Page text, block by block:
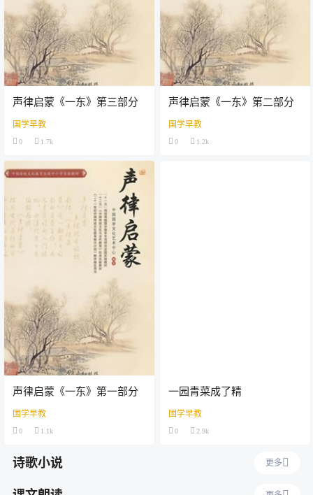
声律启蒙《一东》第三部分
国学早教
0 1.7k
声律启蒙《一东》第二部分
国学早教
0 1.2k
声律启蒙《一东》第一部分
国学早教
0 1.1k
一园青菜成了精
国学早教
0 2.9k
诗歌小说 更多